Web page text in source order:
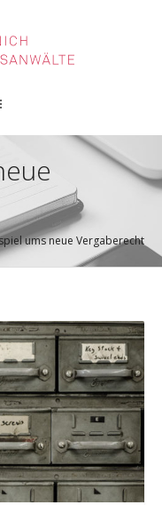
ums neue Vergaberecht